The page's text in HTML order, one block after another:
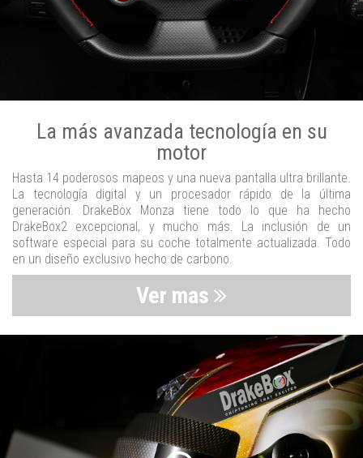
La más avanzada tecnología en su
motor
Hasta 14 poderosos mapeos y una nueva pantalla ultra brillante.
La tecnología digital y un procesador rápido de la última
generación. DrakeBox Monza tiene todo lo que ha hecho
DrakeBox2 excepcional, y mucho más. La inclusión de un
software especial para su coche totalmente actualizada. Todo
en un diseño exclusivo hecho de carbono.
Ver mas